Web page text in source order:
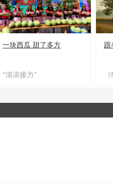
一块西瓜 甜了多方
“清凉接力”
跟